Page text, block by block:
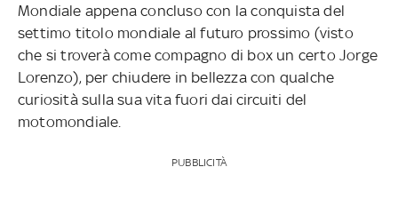
Mondiale appena concluso con la conquista del
settimo titolo mondiale al futuro prossimo (visto
che si troverà come compagno di box un certo Jorge
Lorenzo), per chiudere in bellezza con qualche
curiosità sulla sua vita fuori dai circuiti del
motomondiale.
PUBBLICITÀ